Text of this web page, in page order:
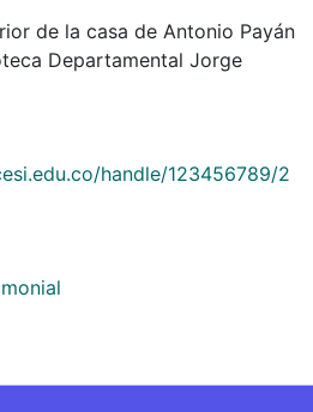
de la casa de Antonio Payán
Departamental Jorge
handle/123456789/2